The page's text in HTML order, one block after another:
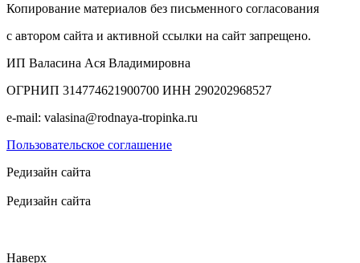
Копирование материалов без письменного согласования
с автором сайта и активной ссылки на сайт запрещено.
ИП Валасина Ася Владимировна
ОГРНИП 314774621900700 ИНН 290202968527
e-mail: valasina@rodnaya-tropinka.ru
Пользовательское соглашение
Редизайн сайта
Редизайн сайта
Наверх